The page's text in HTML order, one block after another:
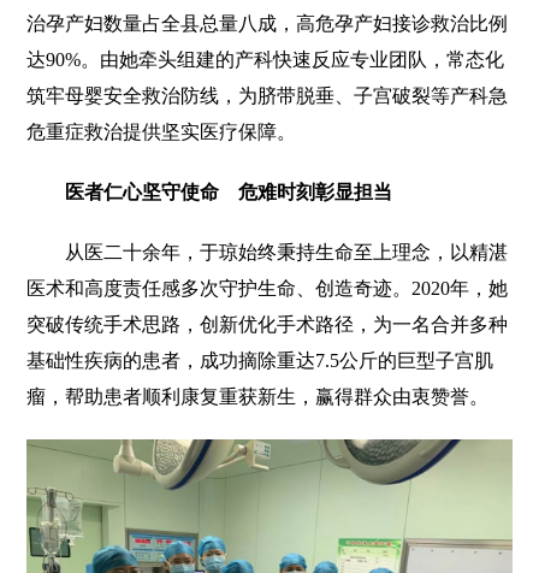
治孕产妇数量占全县总量八成，高危孕产妇接诊救治比例
达90%。由她牵头组建的产科快速反应专业团队，常态化
筑牢母婴安全救治防线，为脐带脱垂、子宫破裂等产科急
危重症救治提供坚实医疗保障。
医者仁心坚守使命 危难时刻彰显担当
从医二十余年，于琼始终秉持生命至上理念，以精湛
医术和高度责任感多次守护生命、创造奇迹。2020年，她
突破传统手术思路，创新优化手术路径，为一名合并多种
基础性疾病的患者，成功摘除重达7.5公斤的巨型子宫肌
瘤，帮助患者顺利康复重获新生，赢得群众由衷赞誉。